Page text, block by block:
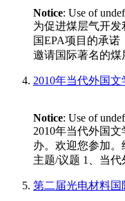
Notice: Use of
为促进煤层气开
国EPA项目的承
邀请国际著名的煤
2010年当代外国
Notice: Use of
2010年当代外国
办。欢迎您参加。
主题/议题 1、当代
第二届光电材料国